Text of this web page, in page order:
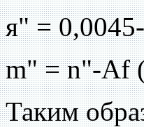
я" =
m" = n"-Af
Таким